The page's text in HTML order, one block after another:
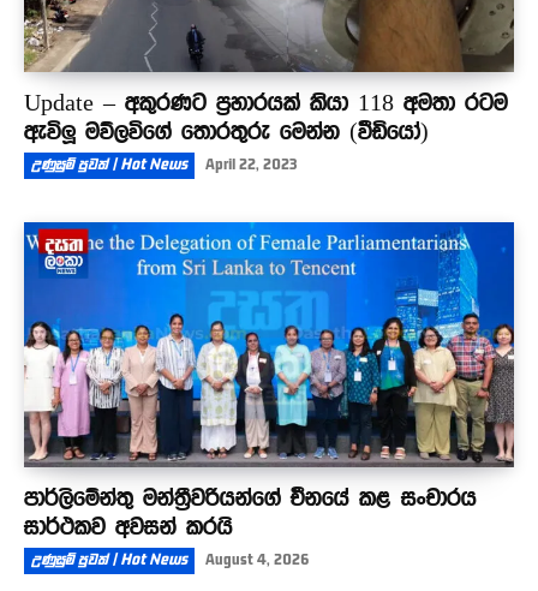
Update – අකුරණට ප්‍රහාරයක් කියා 118 අමතා රටම
ඇවිලූ මව්ලවිගේ තොරතුරු මෙන්න (වීඩියෝ)
උණුසුම් පුවත් | Hot News April 22, 2023
පාර්ලිමේන්තු මන්ත්‍රීවරියන්ගේ චීනයේ කළ සංචාරය
සාර්ථකව අවසන් කරයි
උණුසුම් පුවත් | Hot News August 4, 2026